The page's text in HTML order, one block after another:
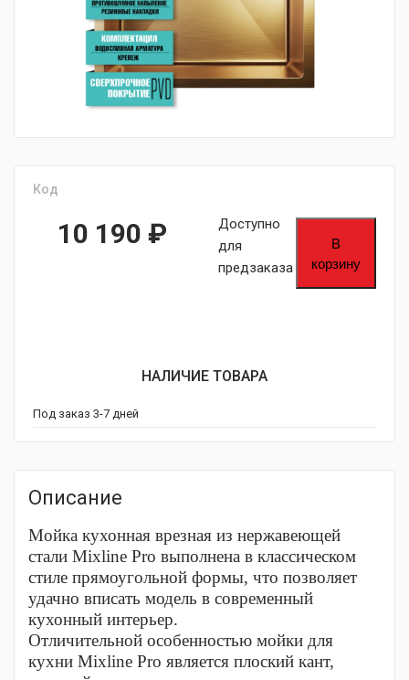
Код
10 190 ₽
Доступно
для
предзаказа
В
корзину
НАЛИЧИЕ ТОВАРА
Под заказ 3-7 дней
Описание
Мойка кухонная врезная из нержавеющей
стали Mixline Pro выполнена в классическом
стиле прямоугольной формы, что позволяет
удачно вписать модель в современный
кухонный интерьер.
Отличительной особенностью мойки для
кухни Mixline Pro является плоский кант,